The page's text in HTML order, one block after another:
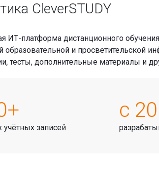
CleverSTUDY
ИТ-платформа дистанционного
образовательной и просветительской
тесты, дополнительные материалы и
учётных записей
с